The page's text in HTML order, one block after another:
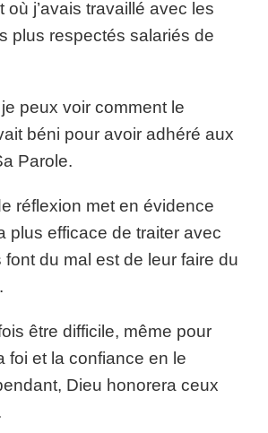
où j’avais travaillé avec les
plus respectés salariés de
peux voir comment le
béni pour avoir adhéré aux
Parole.
réflexion met en évidence
plus efficace de traiter avec
du mal est de leur faire du
être difficile, même pour
foi et la confiance en le
Dieu honorera ceux